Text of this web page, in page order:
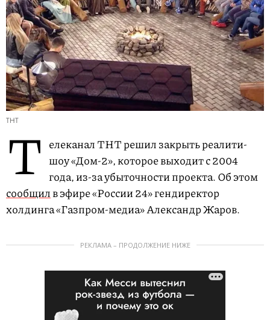
ТНТ
Т елеканал ТНТ решил закрыть реалити-
шоу «Дом-2», которое выходит с 2004
года, из-за убыточности проекта. Об этом
сообщилв эфире «России 24» гендиректор
холдинга «Газпром-медиа» Александр Жаров.
РЕКЛАМА – ПРОДОЛЖЕНИЕ НИЖЕ